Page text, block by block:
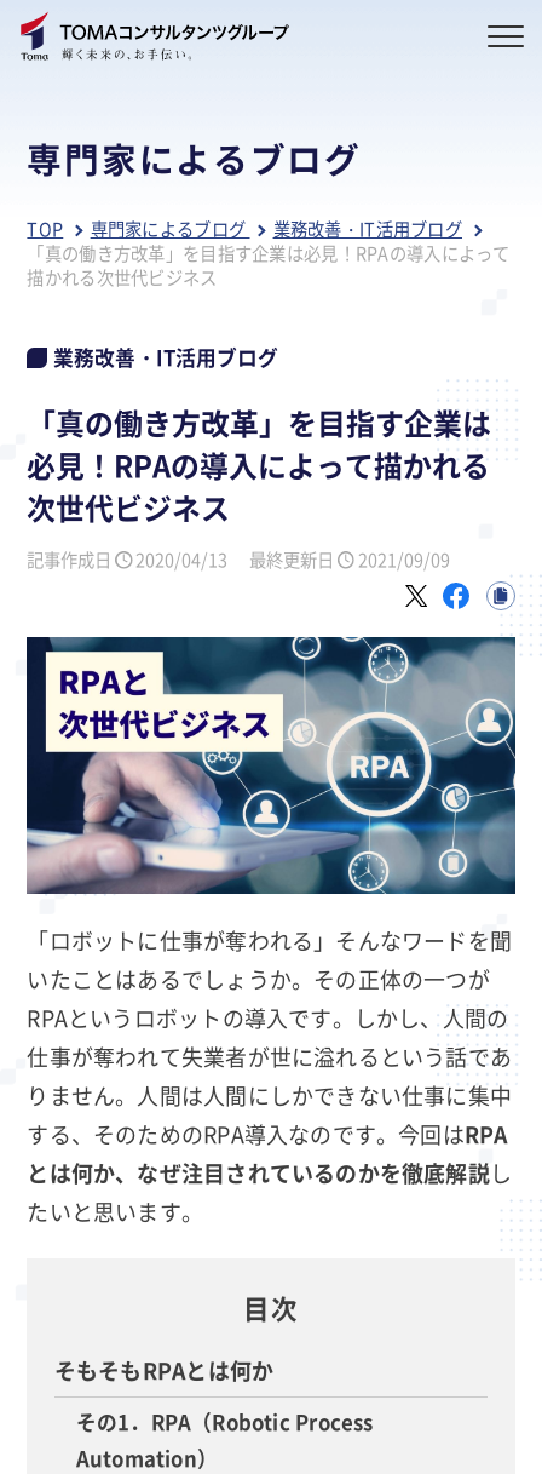
専門家によるブログ
TOP 専門家によるブログ
業務改善・IT活用ブログ
「真の働き方改革」を目指す企業は必見！RPAの導入によって
描かれる次世代ビジネス
業務改善・IT活用ブログ
「真の働き方改革」を目指す企業は
必見！RPAの導入によって描かれる
次世代ビジネス
記事作成日 2020/04/13 最終更新日 2021/09/09
「ロボットに仕事が奪われる」そんなワードを聞
いたことはあるでしょうか。その正体の一つが
RPAというロボットの導入です。しかし、人間の
仕事が奪われて失業者が世に溢れるという話であ
りません。人間は人間にしかできない仕事に集中
する、そのためのRPA導入なのです。今回はRPA
とは何か、なぜ注目されているのかを徹底解説し
たいと思います。
目次
そもそもRPAとは何か
その1．RPA（Robotic Process
Automation）